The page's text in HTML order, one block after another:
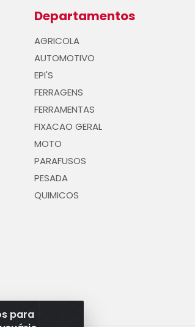
para
Departamentos
AGRICOLA
AUTOMOTIVO
EPI'S
FERRAGENS
FERRAMENTAS
FIXACAO GERAL
MOTO
PARAFUSOS
PESADA
QUIMICOS